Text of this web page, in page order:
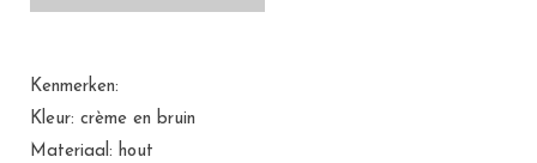
Kenmerken:
Kleur: crème en bruin
Materiaal: hout